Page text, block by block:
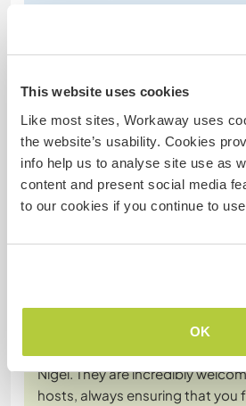
This website uses cookies
Like most sites, Workaway uses
the website’s usability. Cookies
info help us to analyse site use as
content and present social media
to our cookies if you continue to
OK
and extra effort. We achieved a
round the farm and he even
He was very easy to get along
understanding of how a
of work time… read more
Vom Workawayer () für Host
Nigel. They are incredibly
hosts, always ensuring that